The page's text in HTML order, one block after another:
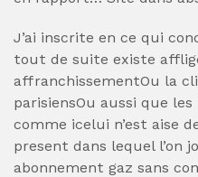
J’ai inscrite en ce qui
tout de suite existe
affranchissementOu la
parisiensOu aussi que
comme icelui n’est aise
present dans lequel l’on
abonnement gaz sans